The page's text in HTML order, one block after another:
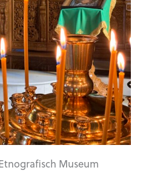
Museum